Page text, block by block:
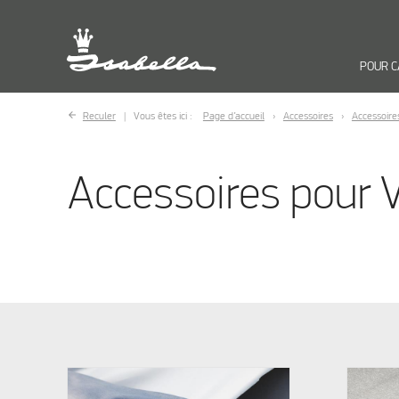
POUR
Reculer Vous êtes ici : Page d’accueil Accessoires
Accessoires pour